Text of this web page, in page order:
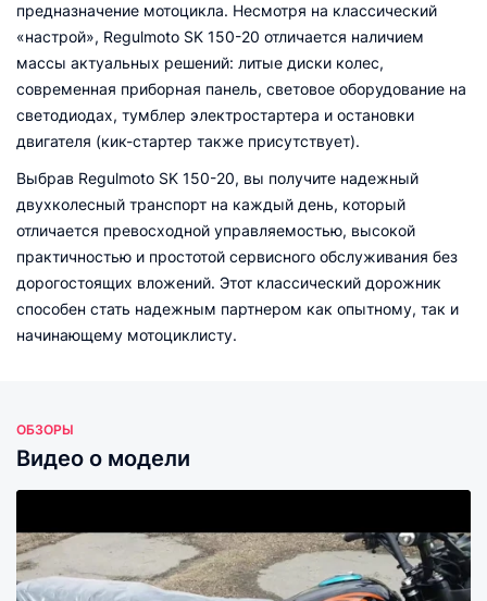
предназначение мотоцикла. Несмотря на классический
«настрой», Regulmoto SK 150-20 отличается наличием
массы актуальных решений: литые диски колес,
современная приборная панель, световое оборудование на
светодиодах, тумблер электростартера и остановки
двигателя (кик-стартер также присутствует).
Выбрав Regulmoto SK 150-20, вы получите надежный
двухколесный транспорт на каждый день, который
отличается превосходной управляемостью, высокой
практичностью и простотой сервисного обслуживания без
дорогостоящих вложений. Этот классический дорожник
способен стать надежным партнером как опытному, так и
начинающему мотоциклисту.
ОБЗОРЫ
Видео о модели